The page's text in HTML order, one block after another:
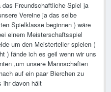
Freundschaftliche Spiel ja
Vereine ja das selbe
Spielklasse beginnen ) wäre
einem Meisterschaftsspiel
um den Meisterteller spielen (
) fände ich es geil wenn wir uns
,um unsere Mannschaften
auf ein paar Bierchen zu
ihr davon hält